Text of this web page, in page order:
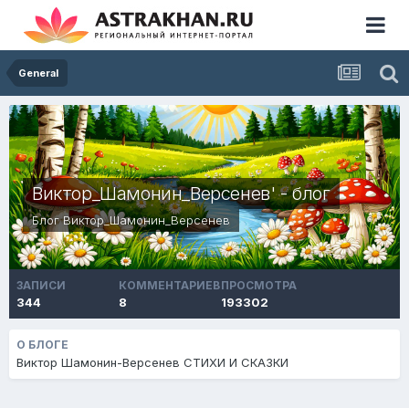
General
Виктор_Шамонин_Версенев' - блог
БлогВиктор_Шамонин_Версенев
ЗАПИСИ
344
КОММЕНТАРИЕВ
8
ПРОСМОТРА
193302
О БЛОГЕ
Виктор Шамонин-Версенев СТИХИ И СКАЗКИ